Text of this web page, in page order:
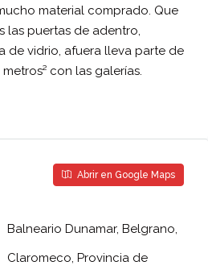
material comprado. Que
las puertas de adentro,
de vidrio, afuera lleva parte de
con las galerías.
Abrir en Google Maps
Balneario Dunamar, Belgrano,
Claromeco, Provincia de